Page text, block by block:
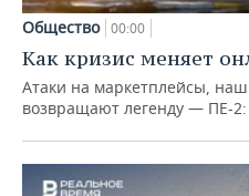
Общество 00:00
Как кризис меняет
Атаки на маркетплейсы,
возвращают легенду — ПЕ-